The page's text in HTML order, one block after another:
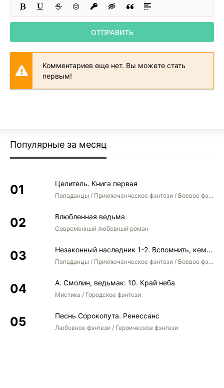
27
29
30
35
ОТПРАВИТЬ
Комментариев еще нет. Вы можете стать
первым!
Популярные за месяц
Целитель. Книга первая
Попаданцы / Приключенческое фэнтези / Боевое фэнтези
Влюбленная ведьма
Современный любовный роман
Незаконный наследник 1-2. Вспомнить, кем был. Стать собой. Остаться собой
Попаданцы / Приключенческое фэнтези / Боевое фэнтези / Юмористическое фэнтези
А. Смолин, ведьмак: 10. Край неба
Мистика / Городское фэнтези
Песнь Сорокопута. Ренессанс
Любовное фэнтези / Героическое фэнтези